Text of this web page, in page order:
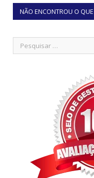
NÃO ENCONTROU O